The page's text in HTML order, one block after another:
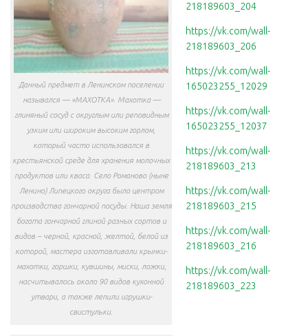
Данный предмет в Ленинском поселении
назывался — «МАХОТКА». Махотка —
глиняный сосуд с округлым или реповидным
узким или широким высоким горлом,
который часто использовался в
крестьянской среде для хранения молочных
продуктов или кваса. Село Романово (ныне
Ленино) Липецкого округа было центром
производства гончарной посуды. Наша земля
богата гончарной глиной разных сортов и
видов – черной, красной, желтой, белой из
которой, мастера изготавливали крынки-
махотки, горшки, кувшины, миски, ложки,
насчитывалось около 90 видов кухонной
утвари, а также лепили игрушки-
свистульки.
218189603_204
https://vk.com/wall-
218189603_206
https://vk.com/wall-
165023255_12029
https://vk.com/wall-
165023255_12037
https://vk.com/wall-
218189603_213
https://vk.com/wall-
218189603_215
https://vk.com/wall-
218189603_216
https://vk.com/wall-
218189603_223